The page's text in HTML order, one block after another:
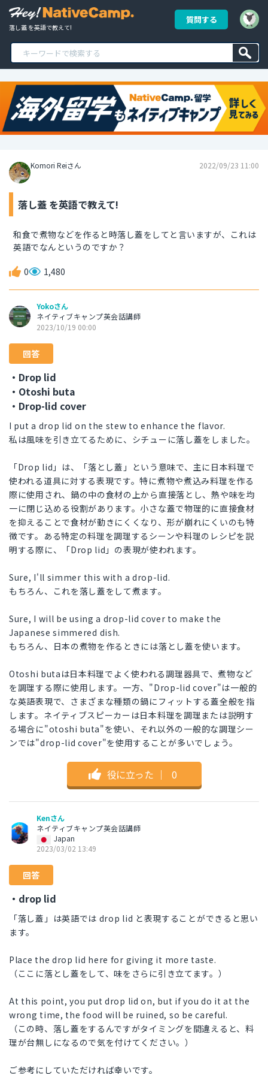
落し蓋 を英語で教えて!
質問する
Komori Reiさん 2022/09/23 11:00
落し蓋 を英語で教えて!
和食で煮物などを作ると時落し蓋をしてと言いますが、これは
英語でなんというのですか？
0 1,480
Yokoさん
ネイティブキャンプ英会話講師
2023/10/19 00:00
回答
・Drop lid
・Otoshi buta
・Drop-lid cover
I put a drop lid on the stew to enhance the flavor.
私は風味を引き立てるために、シチューに落し蓋をしました。
「Drop lid」は、「落とし蓋」という意味で、主に日本料理で
使われる道具に対する表現です。特に煮物や煮込み料理を作る
際に使用され、鍋の中の食材の上から直接落とし、熱や味を均
一に閉じ込める役割があります。小さな蓋で物理的に直接食材
を抑えることで食材が動きにくくなり、形が崩れにくいのも特
徴です。ある特定の料理を調理するシーンや料理のレシピを説
明する際に、「Drop lid」の表現が使われます。
Sure, I'll simmer this with a drop-lid.
もちろん、これを落し蓋をして煮ます。
Sure, I will be using a drop-lid cover to make the
Japanese simmered dish.
もちろん、日本の煮物を作るときには落とし蓋を使います。
Otoshi butaは日本料理でよく使われる調理器具で、煮物など
を調理する際に使用します。一方、"Drop-lid cover"は一般的
な英語表現で、さまざまな種類の鍋にフィットする蓋全般を指
します。ネイティブスピーカーは日本料理を調理または説明す
る場合に"otoshi buta"を使い、それ以外の一般的な調理シー
ンでは"drop-lid cover"を使用することが多いでしょう。
役に立った ｜ 0
Kenさん
ネイティブキャンプ英会話講師
Japan
2023/03/02 13:49
回答
・drop lid
「落し蓋」は英語では drop lid と表現することができると思い
ます。
Place the drop lid here for giving it more taste.
（ここに落とし蓋をして、味をさらに引き立てます。）
At this point, you put drop lid on, but if you do it at the
wrong time, the food will be ruined, so be careful.
（この時、落し蓋をするんですがタイミングを間違えると、料
理が台無しになるので気を付けてください。）
ご参考にしていただければ幸いです。